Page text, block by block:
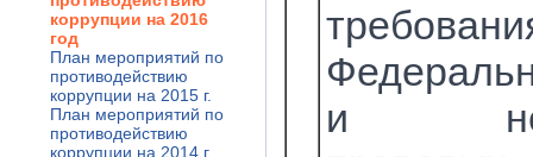
коррупции на 2016
год
План мероприятий по
противодействию
коррупции на 2015 г.
План мероприятий по
противодействию
коррупции на 2014 г.
и